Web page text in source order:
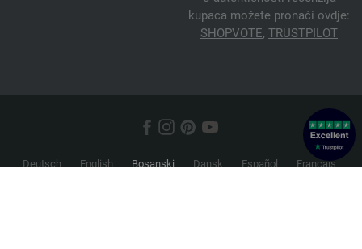
kupaca možete pronaći ovdje:
SHOPVOTE, TRUSTPILOT
Deutsch English Bosanski Dansk Español
Français